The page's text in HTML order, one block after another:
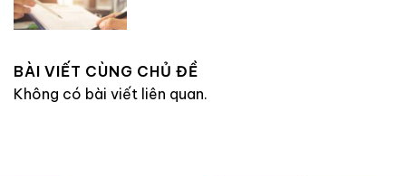
BÀI VIẾT CÙNG CHỦ ĐỀ
Không có bài viết liên quan.